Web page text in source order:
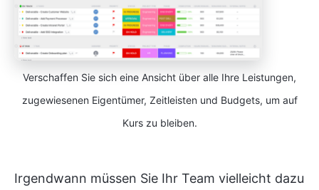
Verschaffen Sie sich eine Ansicht über alle Ihre Leistungen,
zugewiesenen Eigentümer, Zeitleisten und Budgets, um auf
Kurs zu bleiben.
Irgendwann müssen Sie Ihr Team vielleicht dazu